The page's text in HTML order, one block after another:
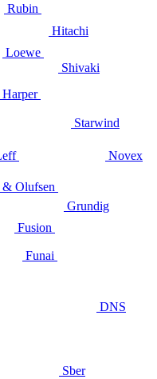
Rubin
Hitachi
Loewe
Shivaki
Harper
Starwind
Novex
& Olufsen
Grundig
Fusion
Funai
DNS
Sber